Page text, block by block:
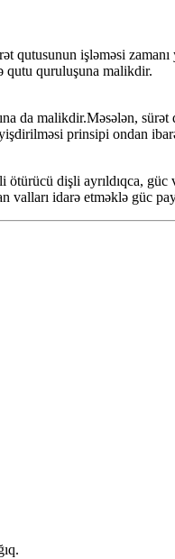
işləməsi
qutu quruluşuna malikdir.
da malikdir.Məsələn,
prinsipi ondan
dişli ayrıldıqca,
idarə etməklə güc